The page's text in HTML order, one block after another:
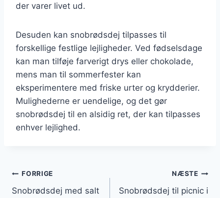
der varer livet ud.
Desuden kan snobrødsdej tilpasses til
forskellige festlige lejligheder. Ved fødselsdage
kan man tilføje farverigt drys eller chokolade,
mens man til sommerfester kan
eksperimentere med friske urter og krydderier.
Mulighederne er uendelige, og det gør
snobrødsdej til en alsidig ret, der kan tilpasses
enhver lejlighed.
Indlægsnavigation
FORRIGE
Snobrødsdej med salt
NÆSTE
Snobrødsdej til picnic i